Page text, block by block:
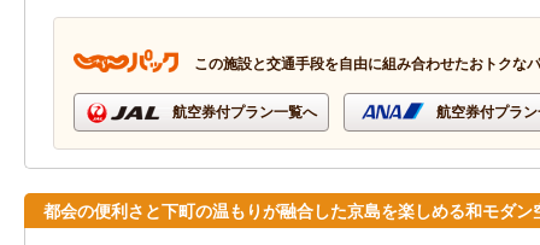
この施設と交通手段を自由に組み合わせたおトクな
航空券付プラン一覧へ 航空券付プラ
都会の便利さと下町の温もりが融合した京島を楽しめる和モダン